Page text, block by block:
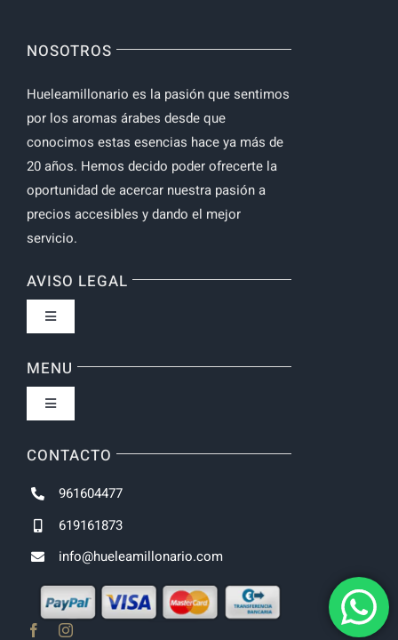
NOSOTROS
Hueleamillonario es la pasión que sentimos
por los aromas árabes desde que
conocimos estas esencias hace ya más de
20 años. Hemos decido poder ofrecerte la
oportunidad de acercar nuestra pasión a
precios accesibles y dando el mejor
servicio.
AVISO LEGAL
Toggle
Política de privacidad
MENU
Toggle
Inicio
UNISEX
HOMBRE
CONTACTO
961604477
619161873
info@hueleamillonario.com